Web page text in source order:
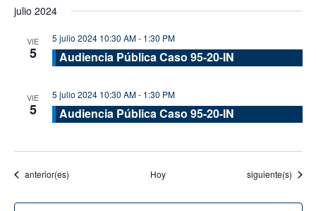
julio 2024
VIE
5
5 julio 2024 10:30 AM- 1:30 PM
Audiencia Pública Caso 95-20-IN
VIE
5
5 julio 2024 10:30 AM- 1:30 PM
Audiencia Pública Caso 95-20-IN
Eventos
anterior(es) Hoy Eventos
siguiente(s)